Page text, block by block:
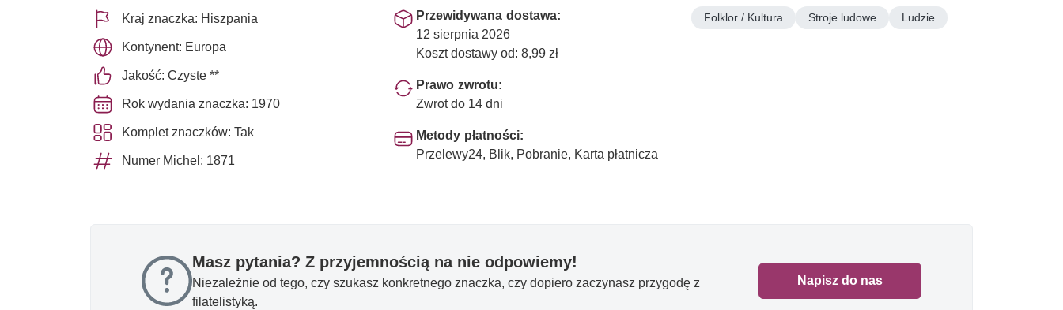
Kraj znaczka: Hiszpania
Kontynent: Europa
Jakość: Czyste **
Rok wydania znaczka: 1970
Komplet znaczków: Tak
Numer Michel: 1871
Przewidywana dostawa:
12 sierpnia 2026
Koszt dostawy od: 8,99 zł
Prawo zwrotu:
Zwrot do 14 dni
Metody płatności:
Przelewy24, Blik, Pobranie, Karta płatnicza
Folklor / Kultura Stroje ludowe Ludzie
Masz pytania? Z przyjemnością na nie odpowiemy!
Niezależnie od tego, czy szukasz konkretnego znaczka, czy dopiero zaczynasz przygodę z
filatelistyką.
Napisz do nas